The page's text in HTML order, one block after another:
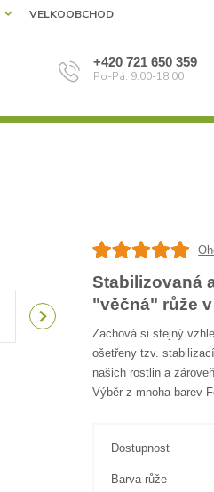
VELKOOBCHOD
+420 721 650 359
Po-Pá: 9:00-18:00
Stabilizovaná
"věčná" růže
Zachová si stejný
ošetřeny tzv.
našich rostlin a
Výběr z mnoha barev
Dostupnost
Barva růže